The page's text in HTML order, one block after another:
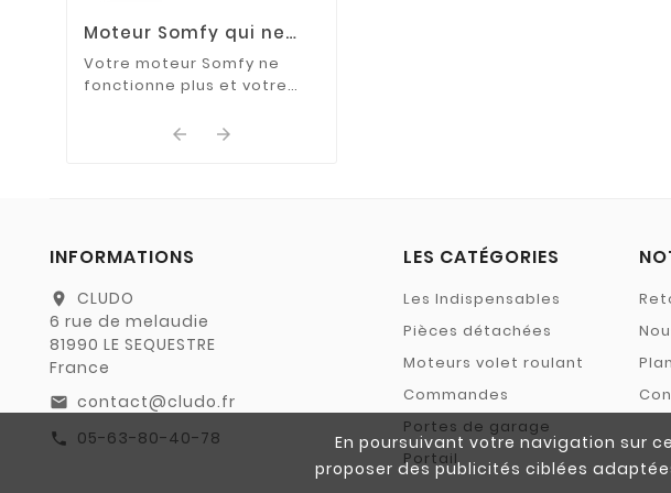
En poursuivant votre navigation sur
proposer des publicités ciblées
Moteur Somfy qui ne
fonctionne plus : que
faire ?
Votre moteur Somfy ne
fonctionne plus et votre
plus aux commandes ?
 
INFORMATIONS
location_on
CLUDO
6 rue de melaudie
81990 LE SEQUESTRE
France
email contact@cludo.fr
call 05-63-80-40-78
LES CATÉGORIES
Les Indispensables
Pièces détachées
Moteurs volet roulant
Commandes
Portes de garage
Portail